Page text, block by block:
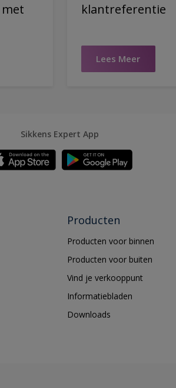
klantreferentie
Lees Meer
Sikkens Expert App
Producten
Producten voor binnen
Producten voor buiten
Vind je verkooppunt
Informatiebladen
Downloads